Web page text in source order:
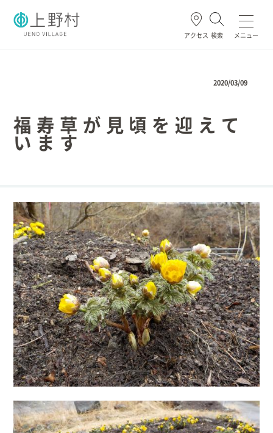
アクセス 検索 メニュー
ごみ・資源
暮らし/手続き
健康/医療/福祉
出産/子育て
事業者向け
防災情報
村役場窓口案内
2020/03/09
福寿草が見頃を迎えて
います